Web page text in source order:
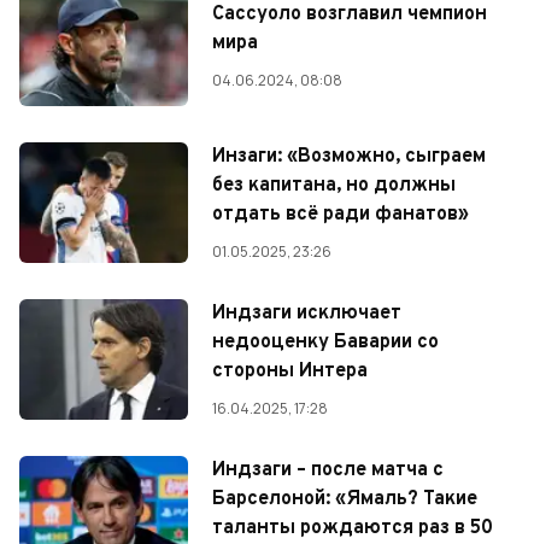
Сассуоло возглавил чемпион
мира
04.06.2024, 08:08
Инзаги: «Возможно, сыграем
без капитана, но должны
отдать всё ради фанатов»
01.05.2025, 23:26
Индзаги исключает
недооценку Баварии со
стороны Интера
16.04.2025, 17:28
Индзаги – после матча с
Барселоной: «Ямаль? Такие
таланты рождаются раз в 50